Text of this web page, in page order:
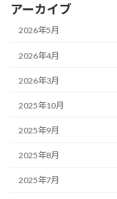
アーカイブ
2026年5月
2026年4月
2026年3月
2025年10月
2025年9月
2025年8月
2025年7月